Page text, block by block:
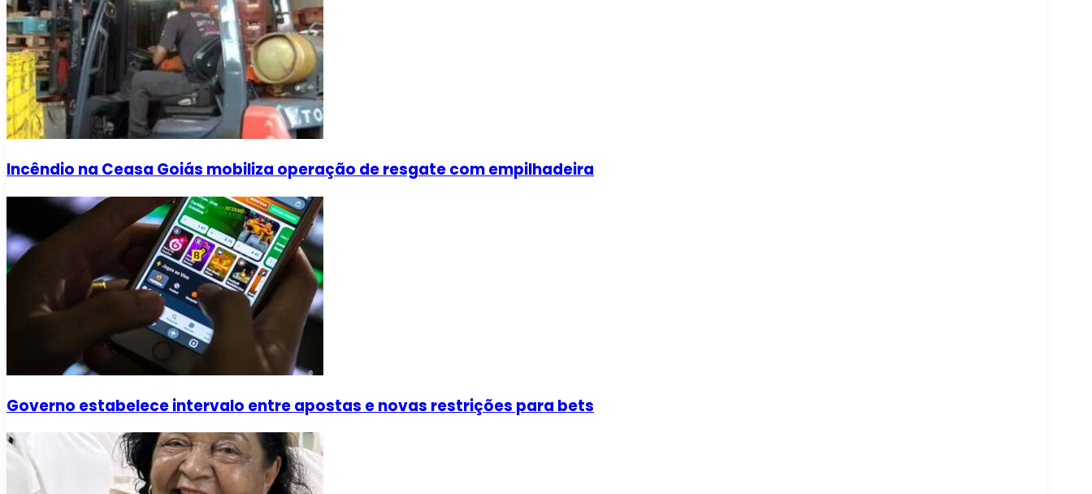
Incêndio na Ceasa Goiás mobiliza operação de resgate com empilhadeira
Governo estabelece intervalo entre apostas e novas restrições para bets